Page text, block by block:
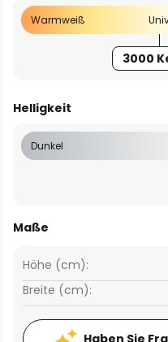
Warmweiß
3000
Helligkeit
Dunkel
Maße
Breite (cm):
Höhe (cm):
Haben Sie